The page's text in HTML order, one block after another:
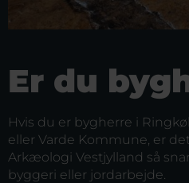
Er du
Hvis du er bygherre i
eller Varde Kommune, er
Arkæologi Vestjylland så
byggeri eller jordarbejde.